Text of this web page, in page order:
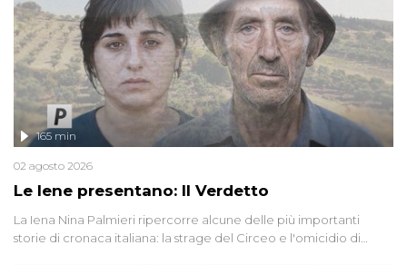
Le Iene presentano: Il Verdetto
165 min
02 agosto 2026
La Iena Nina Palmieri ripercorre alcune delle più importanti
storie di cronaca italiana: la strage del Circeo e l'omicidio di